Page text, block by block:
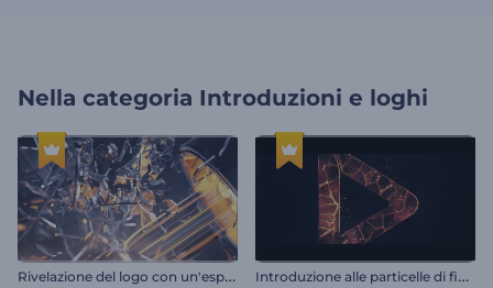
Nella categoria Introduzioni e loghi
R
ivelazione del logo con un'esplosione di luce I
ntroduzione alle particelle di fiamma scintillanti